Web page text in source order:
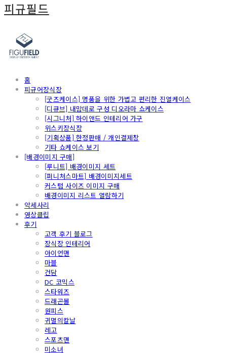
피규필드
홈
피규어장식장
[굿즈케이스] 명품을 위한 가볍고 편리한 진열케이스
[디큐브] 내맘데로 구성 디오라마 쇼케이스
[시그니처] 하이앤드 인테리어 가구
위스키장식장
[기획상품] 한정판매 / 개인결제창
기타 쇼케이스 보기
[배경이미지 구매]
[루니트] 배경이미지 세트
[퍼니처스마트] 배경이미지세트
커스텀 사이즈 이미지 구매
배경이미지 리스트 열람하기
악세사리
영상클립
후기
고객 후기 블로그
장식장 인테리어
아이언맨
마블
건담
DC 코믹스
스타워즈
드래곤볼
원피스
귀멸의칼날
레고
스포츠맨
미소녀